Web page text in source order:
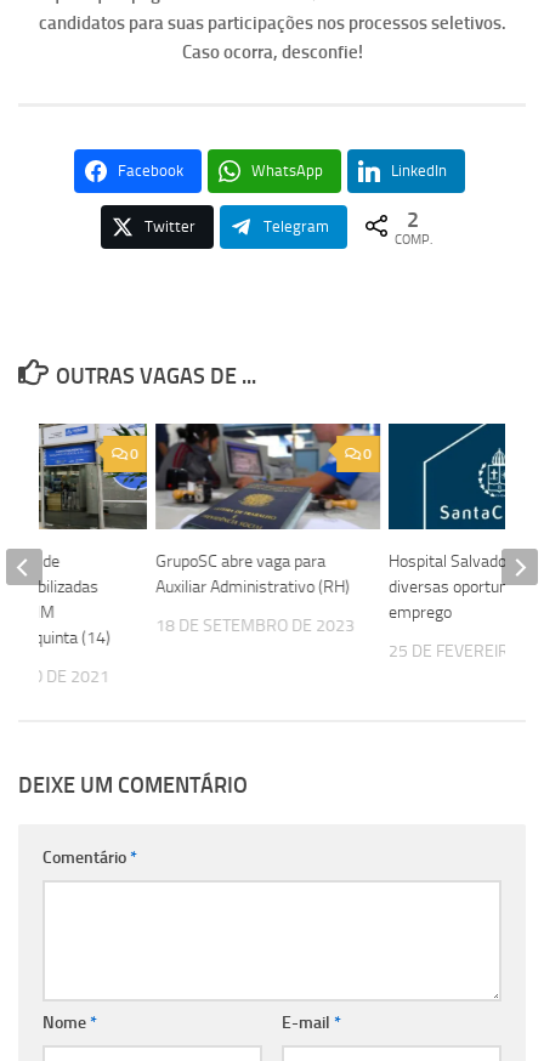
candidatos para suas participações nos processos seletivos.
Caso ocorra, desconfie!
Facebook WhatsApp LinkedIn
Twitter Telegram 2
COMP.
OUTRAS VAGAS DE ...
0
GrupoSC abre vaga para
Auxiliar Administrativo (RH)
18 DE SETEMBRO DE 2023
Hospital Salvador
diversas
emprego
25 DE FEVEREIRO
0
de
SIMM
quinta (14)
DE 2021
DEIXE UM COMENTÁRIO
Comentário*
Nome* E-mail *